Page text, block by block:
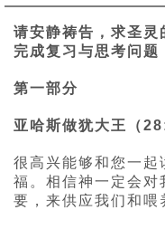
请安静祷告，求圣灵
完成复习与思考问题
第一部分
亚哈斯做犹大王（
很高兴能够和您一起
福。相信神一定会对
要，来供应我们和喂